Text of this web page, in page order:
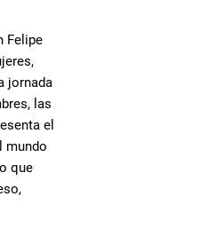
Felipe
jornada
las
el
mundo
que